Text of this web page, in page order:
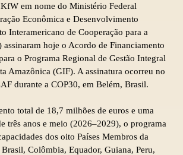
em nome do Ministério Federal
Econômica e Desenvolvimento
Interamericano de Cooperação para a
hoje o Acordo de Financiamento
o Programa Regional de Gestão Integral
Amazônica (GIF). A assinatura ocorreu no
durante a COP30, em Belém, Brasil.
total de 18,7 milhões de euros e uma
três anos e meio (2026–2029), o programa
dos oito Países Membros da
Colômbia, Equador, Guiana, Peru,